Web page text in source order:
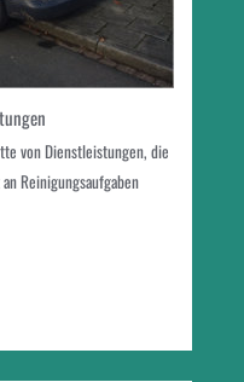
von Dienstleistungen, die
Reinigungsaufgaben